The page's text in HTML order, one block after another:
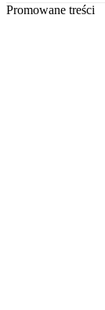
Promowane treści